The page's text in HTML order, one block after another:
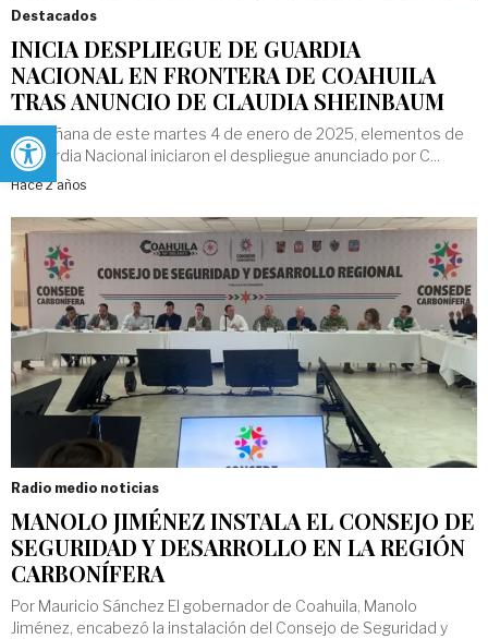
Abrir barra de herramientas
Destacados
INICIA DESPLIEGUE DE GUARDIA
NACIONAL EN FRONTERA DE COAHUILA
TRAS ANUNCIO DE CLAUDIA SHEINBAUM
La mañana de este martes 4 de enero de 2025, elementos de
la Guardia Nacional iniciaron el despliegue anunciado por C...
Hace 2 años
Radio medio noticias
MANOLO JIMÉNEZ INSTALA EL CONSEJO DE
SEGURIDAD Y DESARROLLO EN LA REGIÓN
CARBONÍFERA
Por Mauricio Sánchez El gobernador de Coahuila, Manolo
Jiménez, encabezó la instalación del Consejo de Seguridad y